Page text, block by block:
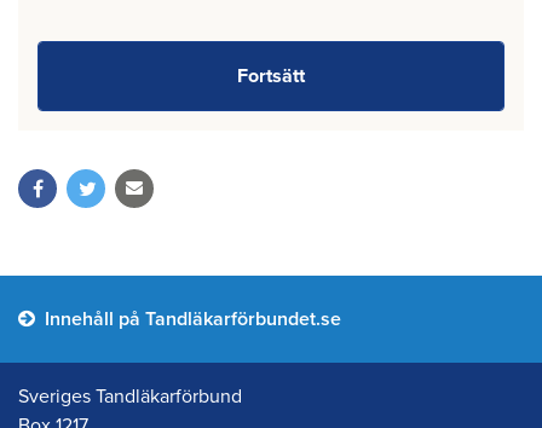
Innehåll på Tandläkarförbundet.se
Sveriges Tandläkarförbund